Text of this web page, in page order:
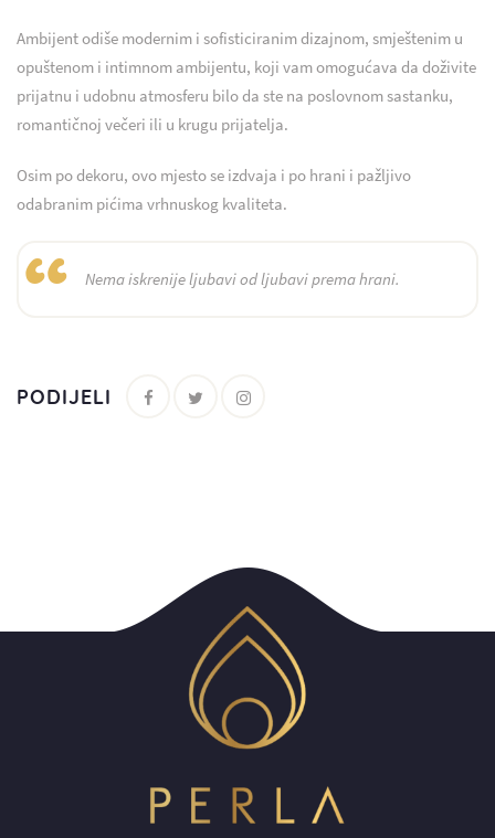
Ambijent odiše modernim i sofisticiranim dizajnom, smještenim u
opuštenom i intimnom ambijentu, koji vam omogućava da doživite
prijatnu i udobnu atmosferu bilo da ste na poslovnom sastanku,
romantičnoj večeri ili u krugu prijatelja.
Osim po dekoru, ovo mjesto se izdvaja i po hrani i pažljivo
odabranim pićima vrhnuskog kvaliteta.
“ Nema iskrenije ljubavi od ljubavi prema hrani.
PODIJELI